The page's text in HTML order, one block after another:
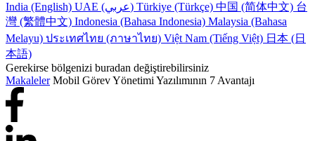
India (English)
UAE (عربي) Türkiye (Türkçe) 中国 (简体中文) 台
灣 (繁體中文) Indonesia (Bahasa Indonesia) Malaysia (Bahasa
Melayu) ประเทศไทย (ภาษาไทย) Việt Nam (Tiếng Việt) 日本 (日
本語)
Gerekirse bölgenizi buradan değiştirebilirsiniz
Makaleler Mobil Görev Yönetimi Yazılımının 7 Avantajı